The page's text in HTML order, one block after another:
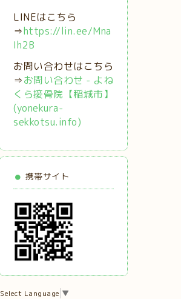
LINEはこちら
⇒https://lin.ee/Mna
Ih2B
お問い合わせはこちら
⇒お問い合わせ - よね
くら接骨院【稲城市】
(yonekura-
sekkotsu.info)
携帯サイト
Select Language ▼